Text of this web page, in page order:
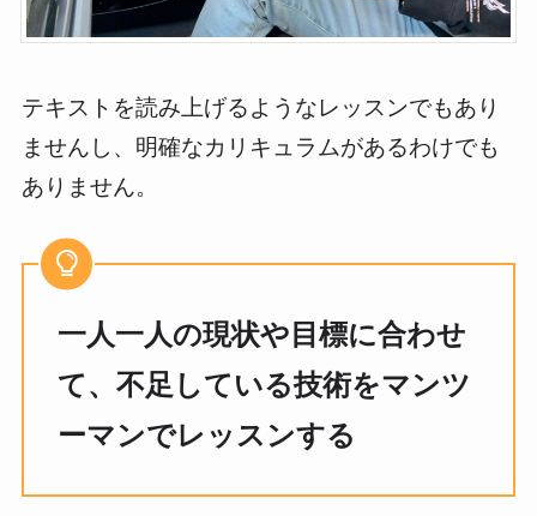
テキストを読み上げるようなレッスンでもあり
ませんし、明確なカリキュラムがあるわけでも
ありません。
一人一人の現状や目標に合わせ
て、不足している技術をマンツ
ーマンでレッスンする